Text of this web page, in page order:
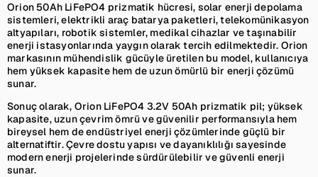
Orion 50Ah LiFePO4 prizmatik hücresi, solar enerji depolama
sistemleri, elektrikli araç batarya paketleri, telekomünikasyon
altyapıları, robotik sistemler, medikal cihazlar ve taşınabilir
enerji istasyonlarında yaygın olarak tercih edilmektedir. Orion
markasının mühendislik gücüyle üretilen bu model, kullanıcıya
hem yüksek kapasite hem de uzun ömürlü bir enerji çözümü
sunar.
Sonuç olarak, Orion LiFePO4 3.2V 50Ah prizmatik pil; yüksek
kapasite, uzun çevrim ömrü ve güvenilir performansıyla hem
bireysel hem de endüstriyel enerji çözümlerinde güçlü bir
alternatiftir. Çevre dostu yapısı ve dayanıklılığı sayesinde
modern enerji projelerinde sürdürülebilir ve güvenli enerji
sunar.